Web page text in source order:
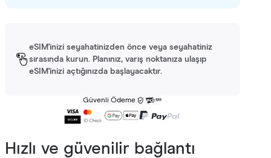
eSIM'inizi seyahatinizden önce veya seyahatiniz
sırasında kurun. Planınız, varış noktanıza ulaşıp
eSIM'inizi açtığınızda başlayacaktır.
Güvenli Ödeme
Hızlı ve güvenilir bağlantı